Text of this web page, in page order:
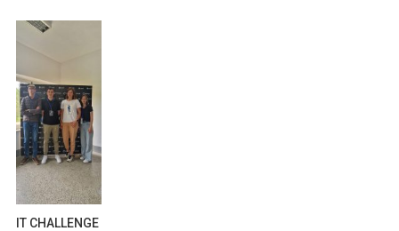
IT CHALLENGE